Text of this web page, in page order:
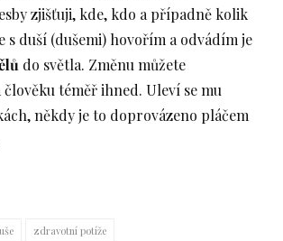
zjišťuji, kde, kdo a případně kolik
s duší (dušemi) hovořím a odvádím je
do světla. Změnu můžete
téměř ihned. Uleví se mu
někdy je to doprovázeno pláčem
zdravotní potíže